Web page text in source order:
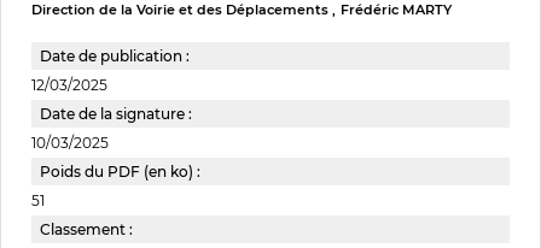
Direction de la Voirie et des Déplacements Frédéric MARTY
Date de publication :
12/03/2025
Date de la signature :
10/03/2025
Poids du PDF (en ko) :
51
Classement :